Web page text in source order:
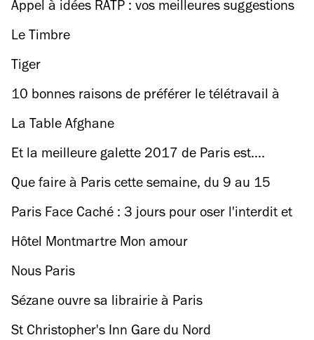
Appel à idées RATP : vos meilleures suggestions
pour le métro de demain
Le Timbre
Tiger
10 bonnes raisons de préférer le télétravail à
Paris
La Table Afghane
Et la meilleure galette 2017 de Paris est….
Que faire à Paris cette semaine, du 9 au 15
janvier
Paris Face Caché : 3 jours pour oser l'interdit et
risquer l'inconnu
Hôtel Montmartre Mon amour
Nous Paris
Sézane ouvre sa librairie à Paris
St Christopher's Inn Gare du Nord